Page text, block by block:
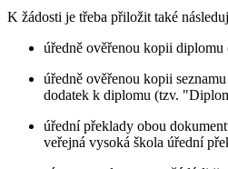
K žádosti je třeba přiložit také
úředně ověřenou kopii diplomu
úředně ověřenou kopii
dodatek k diplomu (tzv.
úřední překlady obou
veřejná vysoká škola úřední